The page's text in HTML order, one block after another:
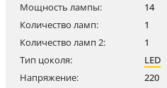
Мощность лампы:
14
Количество ламп:
1
Количество ламп 2:
1
Тип цоколя:
LED
Напряжение:
220